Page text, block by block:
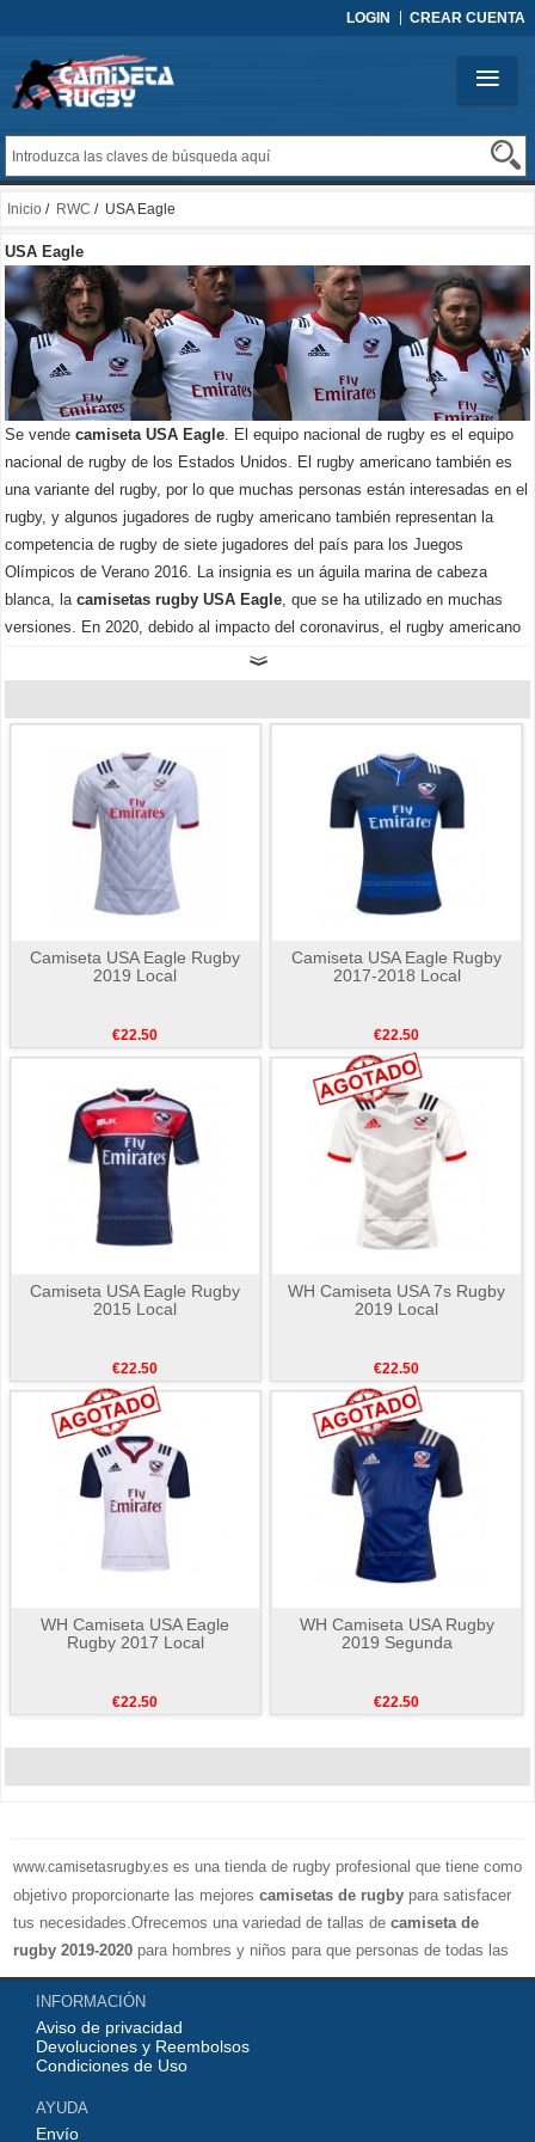
LOGIN CREAR CUENTA
Inicio / RWC / USA Eagle
USA Eagle
Se vende camiseta USA Eagle . El equipo nacional de rugby es el equipo
nacional de rugby de los Estados Unidos. El rugby americano también es
una variante del rugby, por lo que muchas personas están interesadas en el
rugby, y algunos jugadores de rugby americano también representan la
competencia de rugby de siete jugadores del país para los Juegos
Olímpicos de Verano 2016. La insignia es un águila marina de cabeza
blanca, la camisetas rugby USA Eagle , que se ha utilizado en muchas
versiones. En 2020, debido al impacto del coronavirus, el rugby americano
se declaró en bancarrota. Bienvenido a comprar
Eagle 2019o navegar por el blog de nuestro sitio web para ver las noticias
Camiseta USA Eagle Rugby
2019 Local
€22.50
Camiseta USA Eagle Rugby
2017-2018 Local
€22.50
Camiseta USA Eagle Rugby
2015 Local
€22.50
WH Camiseta USA 7s Rugby
2019 Local
€22.50
WH Camiseta USA Eagle
Rugby 2017 Local
€22.50
WH Camiseta USA Rugby
2019 Segunda
€22.50
www.camisetasrugby.es es una tienda de rugby profesional que tiene como
objetivo proporcionarte las mejores camisetas de rugby para satisfacer
tus necesidades.Ofrecemos una variedad de tallas de camiseta de
rugby 2019-2020 para hombres y niños para que personas de todas las
edades puedan mostrar su apoyo a su equipo favorito. Por supuesto,
también puede elegir el número de camiseta y el nombre de la camiseta
que desea personalizar en nuestro sitio web. En nuestro sitio web, puede
encontrar fácilmente las camisetas,polo,sudadera,chaqueta de varios
Zelanda,camisetas de rugby sudafricanas
INFORMACIÓN
Aviso de privacidad
Devoluciones y Reembolsos
Condiciones de Uso
AYUDA
Envío